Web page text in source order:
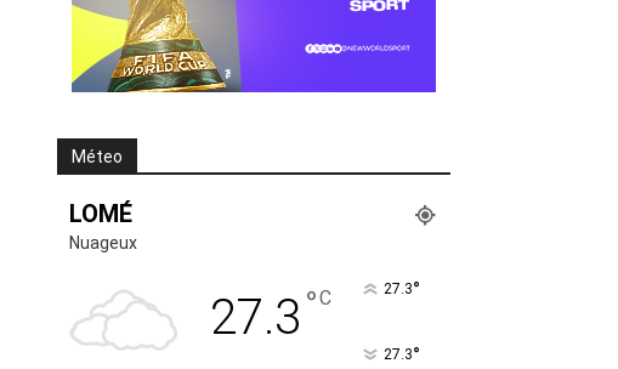
Méteo
LOMÉ
Nuageux
27.3 °C 27.3°
27.3°